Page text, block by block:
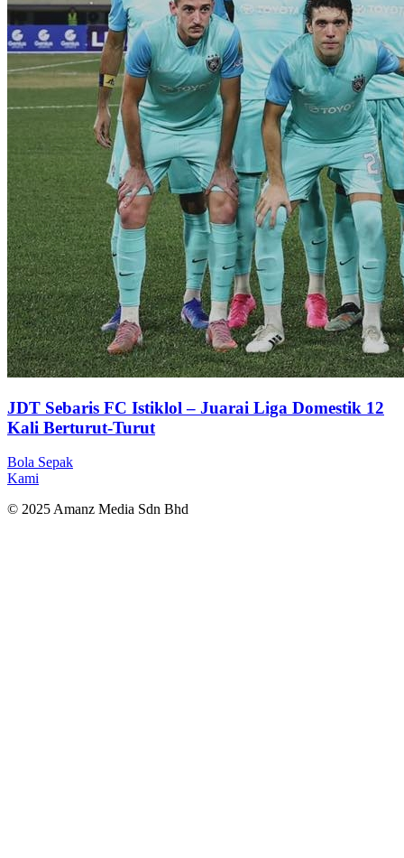
JDT Sebaris FC Istiklol – Juarai Liga Domestik 12
Kali Berturut-Turut
Bola Sepak
Kami
© 2025 Amanz Media Sdn Bhd